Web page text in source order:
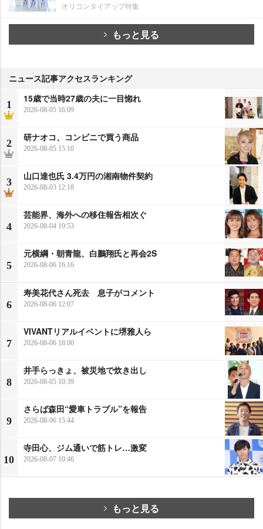
オリコンタイアップ特集
もっと見る
ニュース記事アクセスランキング
1
15歳で当時27歳の夫に一目惚れ
2026-08-05 16:09
2
研ナオコ、コンビニで買う商品
2026-08-05 15:10
3
山口達也氏 3.4万円の湘南物件契約
2026-08-03 12:18
4
芸能界、海外への移住報告相次ぐ
2026-08-04 19:53
5
元横綱・朝青龍、白鵬翔氏と再会2S
2026-08-06 16:16
6
寿美花代さん死去 息子がコメント
2026-08-06 12:07
7
VIVANTリアルイベントに堺雅人ら
2026-08-06 18:00
8
井手らっきょ、被災地で炊き出し
2026-08-05 10:39
9
さらば森田“愛車トラブル”を報告
2026-08-06 15:44
10
寺田心、ジム通いで筋トレ…激変
2026-08-07 10:46
もっと見る